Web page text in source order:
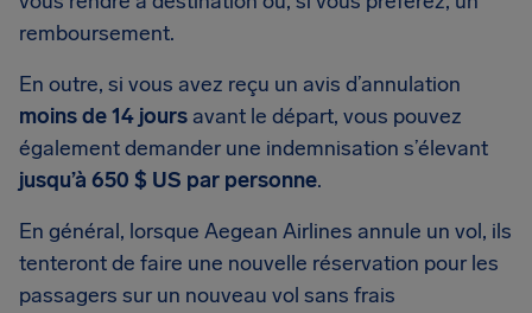
remboursement.
En outre, si vous avez reçu un avis d’annulation
moins de 14 jours avant le départ, vous pouvez
également demander une indemnisation s’élevant
jusqu’à 650 $ US par personne.
En général, lorsque Aegean Airlines annule un vol, ils
tenteront de faire une nouvelle réservation pour les
passagers sur un nouveau vol sans frais